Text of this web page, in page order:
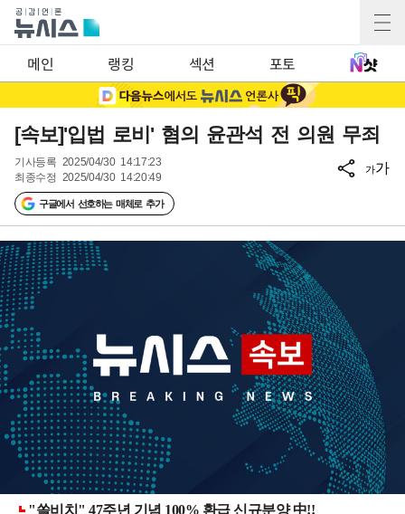
메인 랭킹 섹션 포토
[속보]'입법 로비' 혐의 윤관석 전 의원 무죄
기사등록 2025/04/30 14:17:23
최종수정 2025/04/30 14:20:49
구글에서 선호하는 매체로 추가
가가